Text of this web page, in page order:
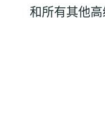
和所有其他